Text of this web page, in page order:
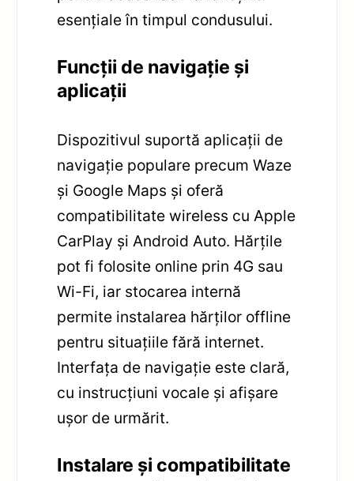
esențiale în timpul condusului.
Funcții de navigație și
aplicații
Dispozitivul suportă aplicații de
navigație populare precum Waze
și Google Maps și oferă
compatibilitate wireless cu Apple
CarPlay și Android Auto. Hărțile
pot fi folosite online prin 4G sau
Wi-Fi, iar stocarea internă
permite instalarea hărților offline
pentru situațiile fără internet.
Interfața de navigație este clară,
cu instrucțiuni vocale și afișare
ușor de urmărit.
Instalare și compatibilitate